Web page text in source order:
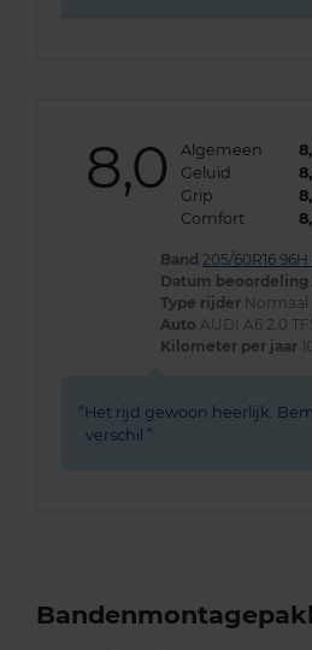
8,0 Algemeen
Geluid
Grip
Comfort
Band 205/60R16
Datum beoordeling
Type rijder Normaal
Auto AUDI A6 2.0
Kilometer per jaar
Het rijd gewoon heerlijk.
verschil.